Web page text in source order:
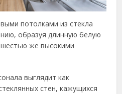
потолками из стекла
образуя длинную белую
же высокими
выглядит как
стен, кажущихся